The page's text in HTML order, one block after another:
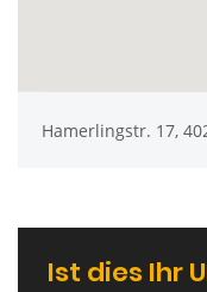
Hamerlingstr. 17,
Ist dies Ihr